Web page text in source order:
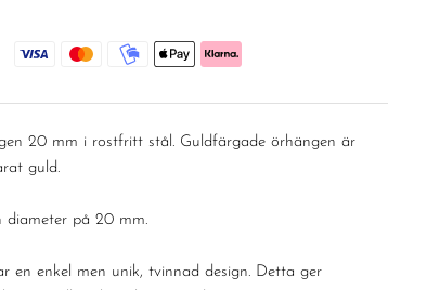
20 mm i rostfritt stål. Guldfärgade örhängen är
guld.
diameter på 20 mm.
en enkel men unik, tvinnad design. Detta ger